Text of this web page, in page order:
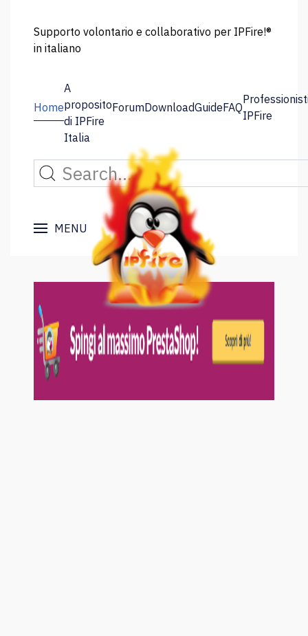
Supporto volontario e collaborativo per IPFire!®
in italiano
Home
A
proposito
di IPFire
Italia
ForumDownloadGuideFAQ
IPFire
MENU